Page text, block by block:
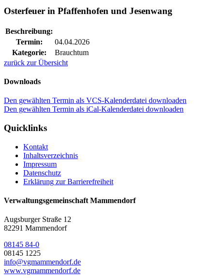
Osterfeuer in Pfaffenhofen und Jesenwang
Beschreibung:
Termin:
04.04.2026
Kategorie:
Brauchtum
zurück zur Übersicht
Downloads
Den gewählten Termin als VCS-Kalenderdatei downloaden
Den gewählten Termin als iCal-Kalenderdatei downloaden
Quicklinks
Kontakt
Inhaltsverzeichnis
Impressum
Datenschutz
Erklärung zur Barrierefreiheit
Verwaltungsgemeinschaft Mammendorf
Augsburger Straße 12
82291 Mammendorf
08145 84-0
08145 1225
info@vgmammendorf.de
www.vgmammendorf.de